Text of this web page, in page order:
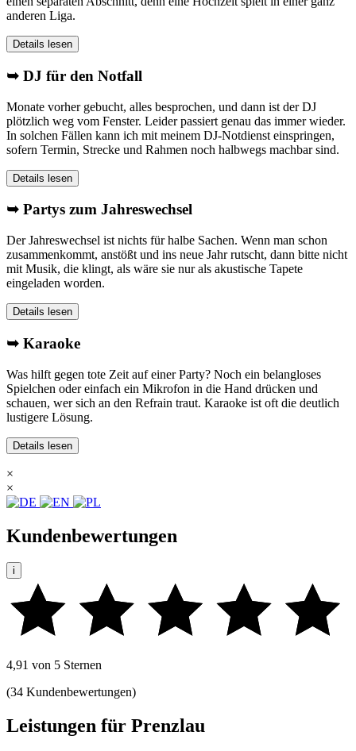
anderen Liga.
Details lesen
➥ DJ für den Notfall
Monate vorher gebucht, alles besprochen, und dann ist der DJ
plötzlich weg vom Fenster. Leider passiert genau das immer wieder.
In solchen Fällen kann ich mit meinem DJ-Notdienst einspringen,
sofern Termin, Strecke und Rahmen noch halbwegs machbar sind.
Details lesen
➥ Partys zum Jahreswechsel
Der Jahreswechsel ist nichts für halbe Sachen. Wenn man schon
zusammenkommt, anstößt und ins neue Jahr rutscht, dann bitte nicht
mit Musik, die klingt, als wäre sie nur als akustische Tapete
eingeladen worden.
Details lesen
➥ Karaoke
Was hilft gegen tote Zeit auf einer Party? Noch ein belangloses
Spielchen oder einfach ein Mikrofon in die Hand drücken und
schauen, wer sich an den Refrain traut. Karaoke ist oft die deutlich
lustigere Lösung.
Details lesen
×
×
Kundenbewertungen
i
4,91 von 5 Sternen
(34 Kundenbewertungen)
Leistungen für Prenzlau